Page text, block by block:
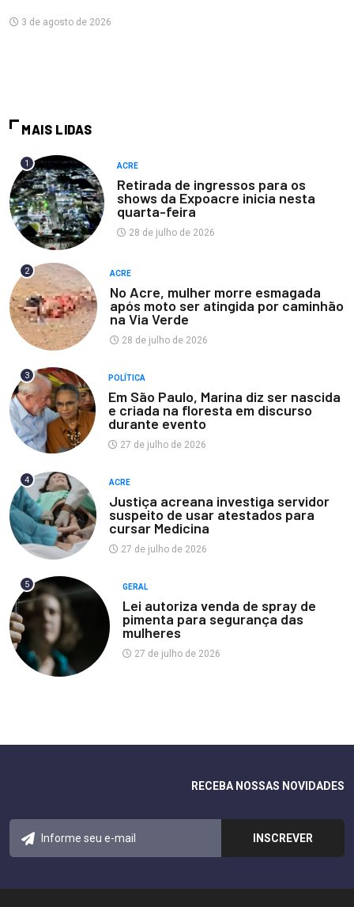
3 de agosto de 2026
MAIS LIDAS
1 ACRE
Retirada de ingressos para os
shows da Expoacre inicia nesta
quarta-feira
28 de julho de 2026
2 ACRE
No Acre, mulher morre esmagada
após moto ser atingida por caminhão
na Via Verde
28 de julho de 2026
3 POLÍTICA
Em São Paulo, Marina diz ser nascida
e criada na floresta em discurso
durante evento
27 de julho de 2026
4 ACRE
Justiça acreana investiga servidor
suspeito de usar atestados para
cursar Medicina
27 de julho de 2026
5 GERAL
Lei autoriza venda de spray de
pimenta para segurança das
mulheres
27 de julho de 2026
RECEBA NOSSAS NOVIDADES